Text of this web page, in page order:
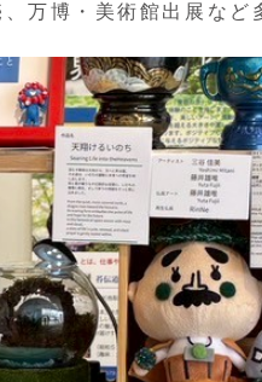
万博・美術館出展など